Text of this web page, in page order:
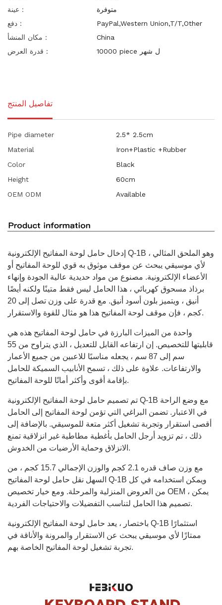
عينة：
متوفرة
دفع：
PayPal,Western Union,T/T,Other
مكان المنشأ：
China
قدرة العرض：
10000 piece ل شهر
تفاصيل المنتج
Pipe diameter
2.5* 2.5cm
Material
Iron+Plastic +Rubber
Color
Black
Height
60cm
OEM ODM
Available